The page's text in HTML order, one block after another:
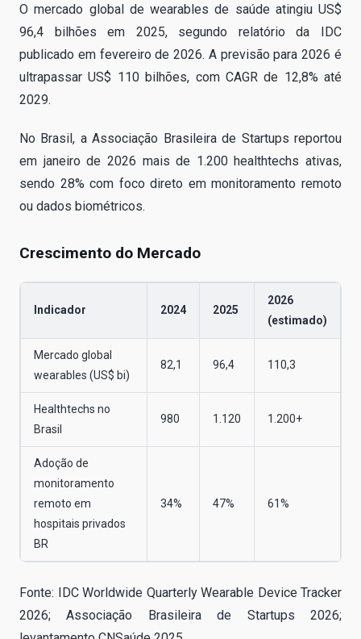
O mercado global de wearables de saúde atingiu US$
96,4 bilhões em 2025, segundo relatório da IDC
publicado em fevereiro de 2026. A previsão para 2026 é
ultrapassar US$ 110 bilhões, com CAGR de 12,8% até
2029.
No Brasil, a Associação Brasileira de Startups reportou
em janeiro de 2026 mais de 1.200 healthtechs ativas,
sendo 28% com foco direto em monitoramento remoto
ou dados biométricos.
Crescimento do Mercado
Indicador 2024 2025
2026
(estimado)
Mercado global
wearables (US$ bi)
82,1 96,4 110,3
Healthtechs no
Brasil
980 1.120 1.200+
Adoção de
monitoramento
remoto em
hospitais privados
BR
34% 47% 61%
Fonte: IDC Worldwide Quarterly Wearable Device Tracker
2026; Associação Brasileira de Startups 2026;